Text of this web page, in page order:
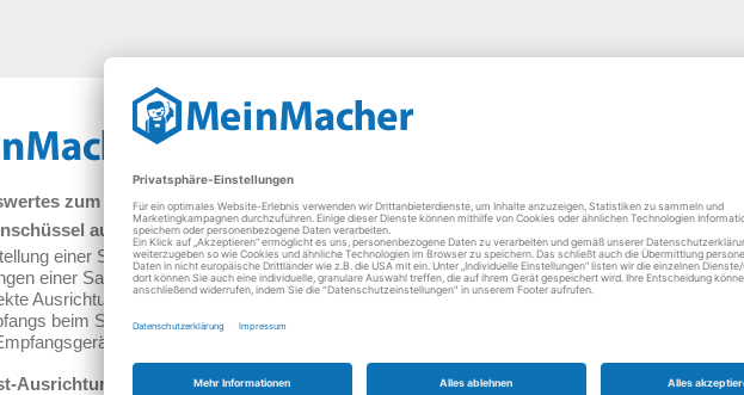
zum Ausrichten von Sat Schüssel oder Sat Antennen
ausrichten vom Profi
einer Satellitenschüssel an ihrer Halterung umfasst ihr horizontales und vertikales
einer Sat Schüssel unabhängig voneinander vornehmen.
Ausrichtung von parabolischen Antennen zum Satellitenempfang gelingt oft ohne
beim Satellitenschüssel einstellen empfiehlt sich jedoch der Anschluss eines Fernsehers
wiederum verbindet ein Kabel samt geeignetem Stecker mit dem Empfänger der
Ausrichtung einer Satellitenschüssel